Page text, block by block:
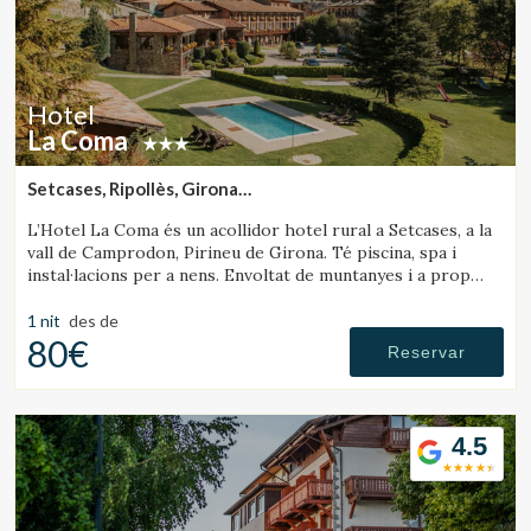
Hotel
La Coma
Setcases, Ripollès, Girona
L’Hotel La Coma és un acollidor hotel rural a Setcases, a la
vall de Camprodon, Pirineu de Girona. Té piscina, spa i
instal·lacions per a nens. Envoltat de muntanyes i a prop
1 nit des de
80€ Reservar
4.5
Aquestes cookies són utilitzades per emmagatzemar
informació sobre les preferències i les eleccions personals
de l'usuari a través de l'observació continuada dels seus
hàbits de navegació. Gràcies a elles, podem conèixer els
hàbits de navegació al lloc web i mostrar publicitat
relacionada amb el perfil de navegació de l'usuari.